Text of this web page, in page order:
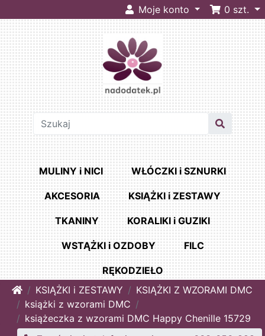
Moje konto 0 szt.
MULINY i NICI WŁÓCZKI i SZNURKI
AKCESORIA KSIĄŻKI i ZESTAWY
TKANINY KORALIKI i GUZIKI
WSTĄŻKI i OZDOBY FILC
RĘKODZIEŁO
HomeKSIĄŻKI i ZESTAWY
KSIĄŻKI Z WZORAMI DMC
książki z wzorami DMC
książeczka z wzorami DMC Happy Chenille 15729